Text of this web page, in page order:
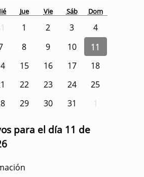
Jue Vie Sáb Dom
1 2 3
4
8 9 10
11
15 16 17
18
22 23 24
25
29 30 31 1
para el día 11 de